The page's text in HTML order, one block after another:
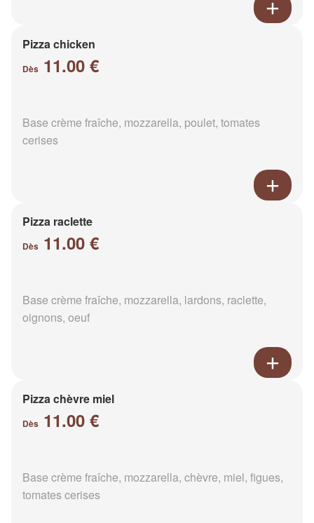
Pizza chicken
Dès 11.00 €
Base crème fraîche, mozzarella, poulet, tomates
cerises
Pizza raclette
Dès 11.00 €
Base crème fraîche, mozzarella, lardons, raclette,
oignons, oeuf
Pizza chèvre miel
Dès 11.00 €
Base crème fraîche, mozzarella, chèvre, miel, figues,
tomates cerises